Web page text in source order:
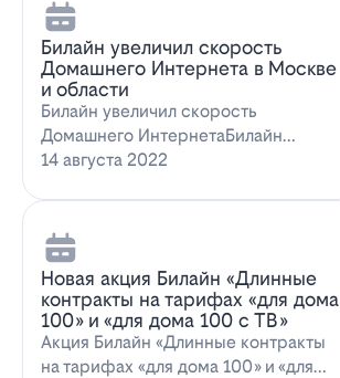
Билайн увеличил скорость
Домашнего Интернета в Москве
и области
Билайн увеличил скорость
Домашнего ИнтернетаБилайн
увеличил скорость Домашнего
14 августа 2022
Новая акция Билайн «Длинные
контракты на тарифах «для дома
100» и «для дома 100 с ТВ»
Акция Билайн «Длинные контракты
на тарифах «для дома 100» и «для